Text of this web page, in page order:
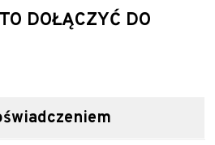
DOŁĄCZYĆ DO